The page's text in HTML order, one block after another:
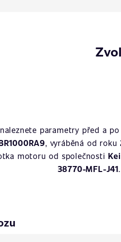
parametry před a
, vyráběná od roku
motoru od společnosti
38770-MFL-J41